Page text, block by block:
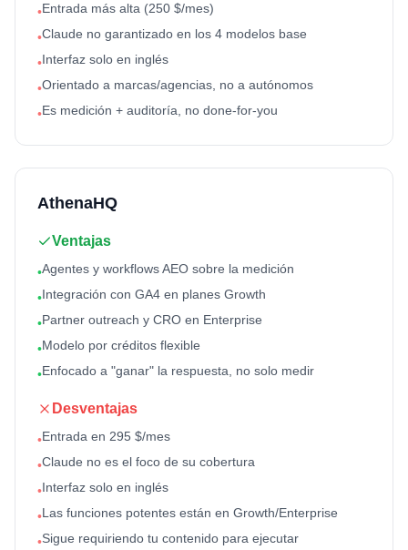
•Entrada más alta (250 $/mes)
•Claude no garantizado en los 4 modelos base
•Interfaz solo en inglés
•Orientado a marcas/agencias, no a autónomos
•Es medición + auditoría, no done-for-you
AthenaHQ
Ventajas
•Agentes y workflows AEO sobre la medición
•Integración con GA4 en planes Growth
•Partner outreach y CRO en Enterprise
•Modelo por créditos flexible
•Enfocado a "ganar" la respuesta, no solo medir
Desventajas
•Entrada en 295 $/mes
•Claude no es el foco de su cobertura
•Interfaz solo en inglés
•Las funciones potentes están en Growth/Enterprise
•Sigue requiriendo tu contenido para ejecutar